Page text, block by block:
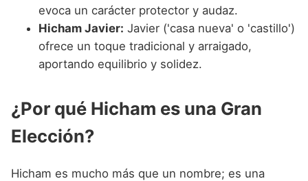
evoca un carácter protector y audaz.
Hicham Javier: Javier ('casa nueva' o 'castillo')
ofrece un toque tradicional y arraigado,
aportando equilibrio y solidez.
¿Por qué Hicham es una Gran
Elección?
Hicham es mucho más que un nombre; es una